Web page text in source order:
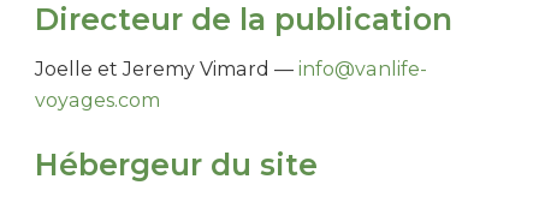
Directeur de la publication
Joelle et Jeremy Vimard — info@vanlife-
voyages.com
Hébergeur du site